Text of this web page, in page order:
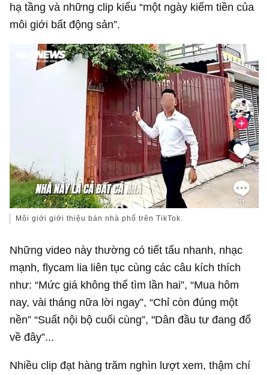
hạ tầng và những clip kiểu “một ngày kiếm tiền của
môi giới bất động sản”.
Môi giới giới thiệu bán nhà phố trên TikTok.
Những video này thường có tiết tấu nhanh, nhạc
mạnh, flycam lia liên tục cùng các câu kích thích
như: “Mức giá không thể tìm lần hai”, “Mua hôm
nay, vài tháng nữa lời ngay”, “Chỉ còn đúng một
nền” “Suất nội bộ cuối cùng”, "Dân đầu tư đang đổ
về đây”...
Nhiều clip đạt hàng trăm nghìn lượt xem, thậm chí